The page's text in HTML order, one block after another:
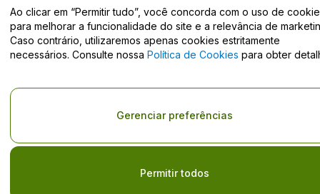
Política de Privacidade
Não partilhar as minhas informações pessoais/as suas opções de
privacidade.
Ao clicar em “Permitir tudo”, você concorda com o uso de
para melhorar a funcionalidade do site e a relevância de
Caso contrário, utilizaremos apenas cookies estritamente
necessários. Consulte nossa Política de Cookies para obter
Permitir todos
Gerenciar preferências